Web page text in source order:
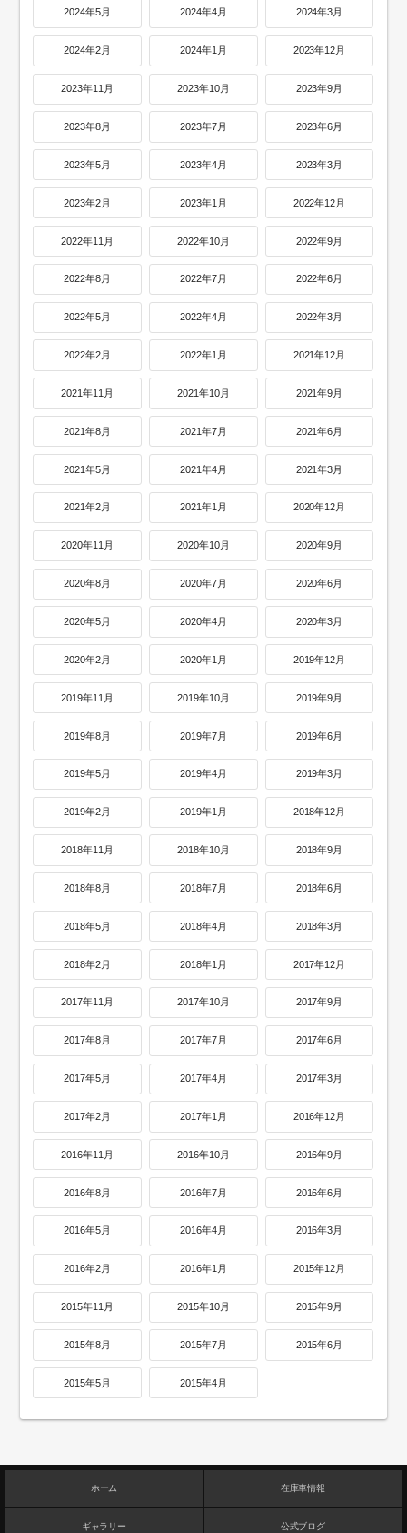
2024年5月 2024年4月 2024年3月
2024年2月 2024年1月 2023年12月
2023年11月 2023年10月 2023年9月
2023年8月 2023年7月 2023年6月
2023年5月 2023年4月 2023年3月
2023年2月 2023年1月 2022年12月
2022年11月 2022年10月 2022年9月
2022年8月 2022年7月 2022年6月
2022年5月 2022年4月 2022年3月
2022年2月 2022年1月 2021年12月
2021年11月 2021年10月 2021年9月
2021年8月 2021年7月 2021年6月
2021年5月 2021年4月 2021年3月
2021年2月 2021年1月 2020年12月
2020年11月 2020年10月 2020年9月
2020年8月 2020年7月 2020年6月
2020年5月 2020年4月 2020年3月
2020年2月 2020年1月 2019年12月
2019年11月 2019年10月 2019年9月
2019年8月 2019年7月 2019年6月
2019年5月 2019年4月 2019年3月
2019年2月 2019年1月 2018年12月
2018年11月 2018年10月 2018年9月
2018年8月 2018年7月 2018年6月
2018年5月 2018年4月 2018年3月
2018年2月 2018年1月 2017年12月
2017年11月 2017年10月 2017年9月
2017年8月 2017年7月 2017年6月
2017年5月 2017年4月 2017年3月
2017年2月 2017年1月 2016年12月
2016年11月 2016年10月 2016年9月
2016年8月 2016年7月 2016年6月
2016年5月 2016年4月 2016年3月
2016年2月 2016年1月 2015年12月
2015年11月 2015年10月 2015年9月
2015年8月 2015年7月 2015年6月
2015年5月 2015年4月
ホーム 在庫車情報
ギャラリー 公式ブログ